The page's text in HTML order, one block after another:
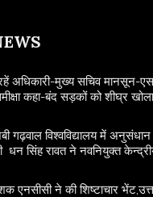
अधिकारी-मुख्य सचिव मानसून-
कहा-बंद सड़कों को शीघ्र
गढ़वाल विश्वविद्यालय में अनुसंधान
धन सिंह रावत ने नवनियुक्त
एनसीसी ने की शिष्टाचार